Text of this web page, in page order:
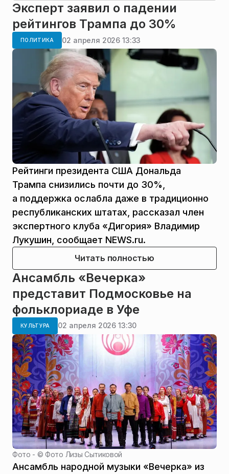
Эксперт заявил о падении
рейтингов Трампа до 30%
ПОЛИТИКА 02 апреля 2026 13:33
Рейтинги президента США Дональда
Трампа снизились почти до 30%,
а поддержка ослабла даже в традиционно
республиканских штатах, рассказал член
экспертного клуба «Дигория» Владимир
Лукушин, сообщает NEWS.ru.
Читать полностью
Ансамбль «Вечерка»
представит Подмосковье на
фольклориаде в Уфе
КУЛЬТУРА 02 апреля 2026 13:30
Фото - ©Фото Лизы Сытиковой
Ансамбль народной музыки «Вечерка» из